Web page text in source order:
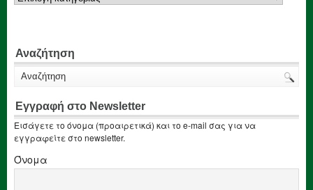
Αναζήτηση
Εγγραφή στο Newsletter
Εισάγετε το όνομα (προαιρετικά) και το e-mail σας για να
εγγραφείτε στο newsletter.
Όνομα